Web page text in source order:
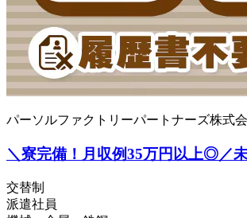
パーソルファクトリーパートナーズ株式
＼寮完備！月収例35万円以上◎／
交替制
派遣社員